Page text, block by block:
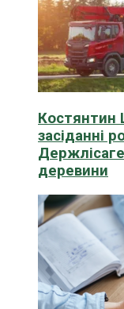
Костянтин
засіданні
деревини